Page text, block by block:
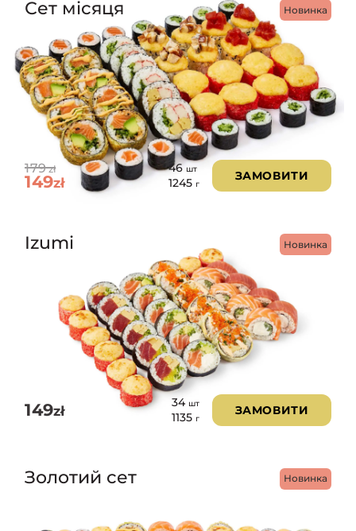
Новинка
Сет місяця
179zł
149zł
46 шт
1245 г
ЗАМОВИТИ
Новинка
Izumi
149zł
34 шт
1135 г
ЗАМОВИТИ
Новинка
Золотий сет